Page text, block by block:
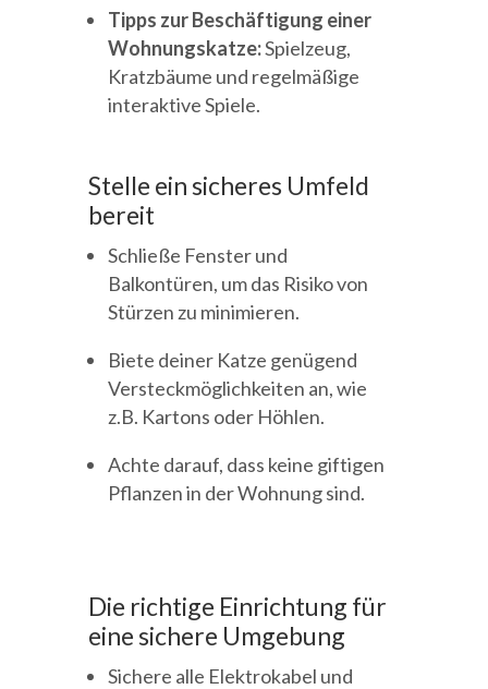
Tipps zur Beschäftigung einer
Wohnungskatze:Spielzeug,
Kratzbäume und regelmäßige
interaktive Spiele.
Stelle ein sicheres Umfeld
bereit
Schließe Fenster und
Balkontüren, um das Risiko von
Stürzen zu minimieren.
Biete deiner Katze genügend
Versteckmöglichkeiten an, wie
z.B. Kartons oder Höhlen.
Achte darauf, dass keine giftigen
Pflanzen in der Wohnung sind.
Die richtige Einrichtung für
eine sichere Umgebung
Sichere alle Elektrokabel und